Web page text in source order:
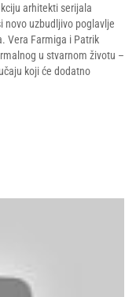
arhitekti serijala
novo uzbudljivo poglavlje
Vera Farmiga i Patrik
u stvarnom životu –
koji će dodatno